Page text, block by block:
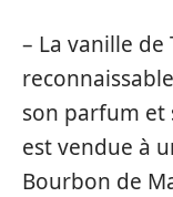
– La vanille
son parfum et
est vendue à
Bourbon de